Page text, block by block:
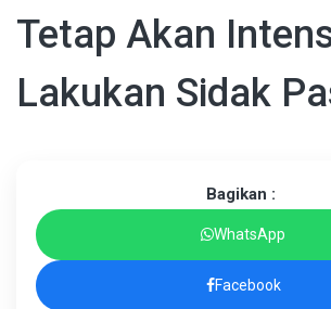
Tetap Akan
Lakukan Sidak
Bagikan :
WhatsApp
Facebook